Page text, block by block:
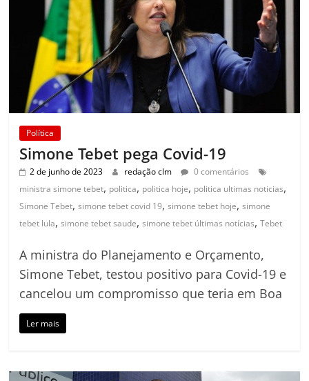
Política
Simone Tebet pega Covid-19
2 de junho de 2023 redação clm
0 comentários
ministra simone tebet, politica, politica hoje, politica ultimas noticias,
Simone Tebet,simone tebet covid 19,simone tebet hoje,simone
tebet lula,simone tebet saude,simone tebet últimas notícias,Tebet
A ministra do Planejamento e Orçamento,
Simone Tebet, testou positivo para Covid-19 e
cancelou um compromisso que teria em Boa
Ler mais